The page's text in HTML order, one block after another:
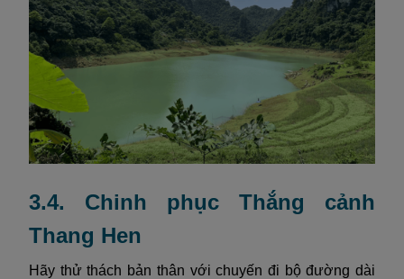
3.4. Chinh phục Thắng cảnh
Thang Hen
Hãy thử thách bản thân với chuyến đi bộ đường dài